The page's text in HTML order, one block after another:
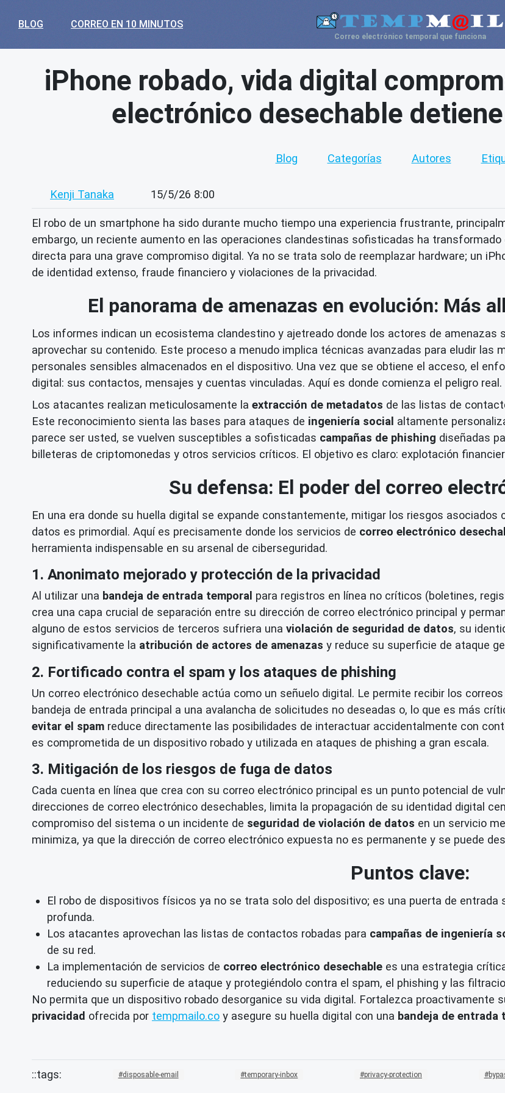
BLOG CORREO EN 10 MINUTOS
Correo electrónico temporal que funciona
iPhone robado, vida digital
electrónico desechable
Blog Categorías Autores
Kenji Tanaka 15/5/26 8:00
El robo de un smartphone ha sido durante mucho tiempo una experiencia frustrante,
embargo, un reciente aumento en las operaciones clandestinas sofisticadas ha
directa para una grave compromiso digital. Ya no se trata solo de reemplazar hardware; un
de identidad extenso, fraude financiero y violaciones de la privacidad.
El panorama de amenazas en evolución: Más
Los informes indican un ecosistema clandestino y ajetreado donde los actores de amenazas
aprovechar su contenido. Este proceso a menudo implica técnicas avanzadas para eludir las
personales sensibles almacenados en el dispositivo. Una vez que se obtiene el acceso, el
digital: sus contactos, mensajes y cuentas vinculadas. Aquí es donde comienza el peligro real.
Los atacantes realizan meticulosamente la extracción de metadatos de las listas de
Este reconocimiento sienta las bases para ataques de ingeniería social altamente
parece ser usted, se vuelven susceptibles a sofisticadas campañas de phishing diseñadas
billeteras de criptomonedas y otros servicios críticos. El objetivo es claro: explotación
Su defensa: El poder del correo
En una era donde su huella digital se expande constantemente, mitigar los riesgos
datos es primordial. Aquí es precisamente donde los servicios de correo electrónico
herramienta indispensable en su arsenal de ciberseguridad.
1. Anonimato mejorado y protección de la privacidad
Al utilizar una bandeja de entrada temporal para registros en línea no críticos (boletines,
crea una capa crucial de separación entre su dirección de correo electrónico principal y
alguno de estos servicios de terceros sufriera una violación de seguridad de datos, su
significativamente la atribución de actores de amenazas y reduce su superficie de ataque
2. Fortificado contra el spam y los ataques de phishing
Un correo electrónico desechable actúa como un señuelo digital. Le permite recibir los
bandeja de entrada principal a una avalancha de solicitudes no deseadas o, lo que es más
evitar el spam reduce directamente las posibilidades de interactuar accidentalmente con
es comprometida de un dispositivo robado y utilizada en ataques de phishing a gran escala.
3. Mitigación de los riesgos de fuga de datos
Cada cuenta en línea que crea con su correo electrónico principal es un punto potencial de
direcciones de correo electrónico desechables, limita la propagación de su identidad digital
compromiso del sistema o un incidente de seguridad de violación de datos en un servicio
minimiza, ya que la dirección de correo electrónico expuesta no es permanente y se puede
Puntos clave:
El robo de dispositivos físicos ya no se trata solo del dispositivo; es una puerta de
profunda.
Los atacantes aprovechan las listas de contactos robadas para campañas de ingeniería
de su red.
La implementación de servicios de correo electrónico desechable es una estrategia
reduciendo su superficie de ataque y protegiéndolo contra el spam, el phishing y las
No permita que un dispositivo robado desorganice su vida digital. Fortalezca proactivamente
privacidad ofrecida por tempmailo.co y asegure su huella digital con una bandeja de entrada
disposable-email temporary-inbox privacy-protection